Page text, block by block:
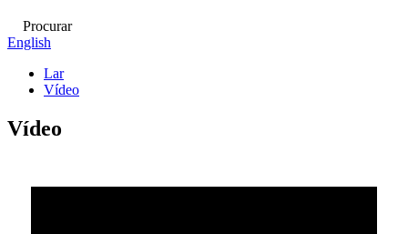
Procurar
English
Lar
Vídeo
Vídeo